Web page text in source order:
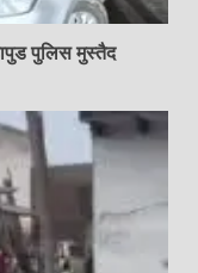
पुलिस मुस्तैद